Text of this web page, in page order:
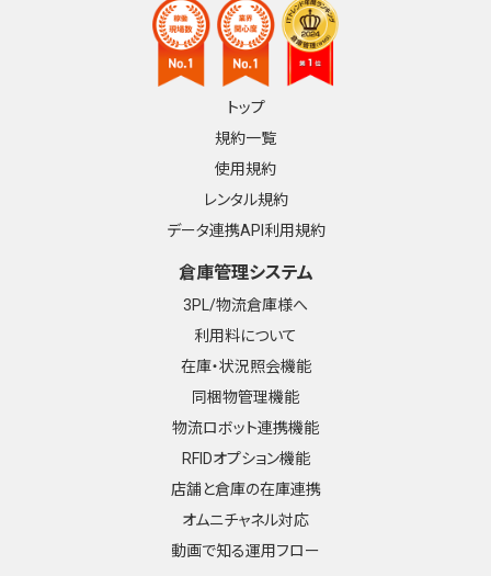
トップ
規約一覧
使用規約
レンタル規約
データ連携API利用規約
倉庫管理システム
3PL/物流倉庫様へ
利用料について
在庫・状況照会機能
同梱物管理機能
物流ロボット連携機能
RFIDオプション機能
店舗と倉庫の在庫連携
オムニチャネル対応
動画で知る運用フロー